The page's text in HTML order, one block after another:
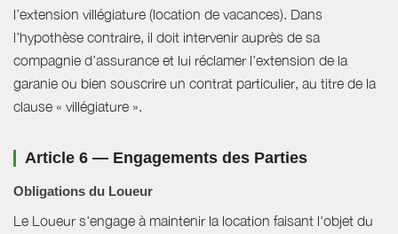
l’extension villégiature (location de vacances). Dans
l’hypothèse contraire, il doit intervenir auprès de sa
compagnie d’assurance et lui réclamer l’extension de la
garanie ou bien souscrire un contrat particulier, au titre de la
clause « villégiature ».
Article 6 — Engagements des Parties
Obligations du Loueur
Le Loueur s'engage à maintenir la location faisant l'objet du